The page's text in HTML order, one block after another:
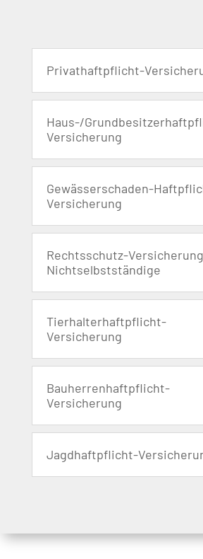
Privathaftpflicht-
Haus-/
Versicherung
Gewässerschaden-
Versicherung
Rechtsschutz-
Nichtselbstständige
Tierhalterhaftpflicht-
Versicherung
Bauherrenhaftpflicht-
Versicherung
Jagdhaftpflicht-